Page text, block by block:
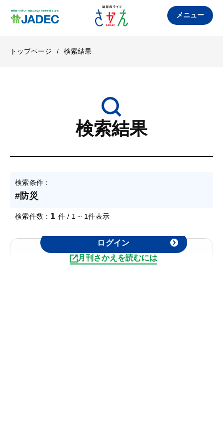
メニュー
トップページ / 検索結果
検索結果
検索条件：
#防災
検索件数： 1 件 / 1 ~ 1件表示
ログイン
月刊さかえを読むには